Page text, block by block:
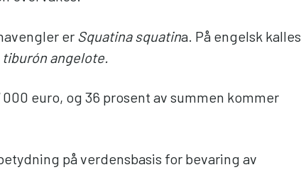
er Squatina squatina. På engelsk kalles
tiburón angelote.
euro, og 36 prosent av summen kommer
på verdensbasis for bevaring av